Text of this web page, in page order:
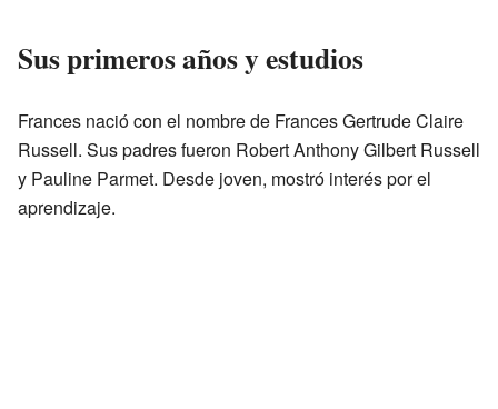
Sus primeros años y estudios
Frances nació con el nombre de Frances Gertrude Claire
Russell. Sus padres fueron Robert Anthony Gilbert Russell
y Pauline Parmet. Desde joven, mostró interés por el
aprendizaje.